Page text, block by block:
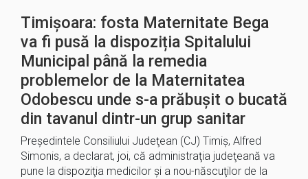
Timișoara: fosta Maternitate Bega
va fi pusă la dispoziția Spitalului
Municipal până la remedia
problemelor de la Maternitatea
Odobescu unde s-a prăbușit o bucată
din tavanul dintr-un grup sanitar
Preşedintele Consiliului Judeţean (CJ) Timiş, Alfred
Simonis, a declarat, joi, că administraţia judeţeană va
pune la dispoziţia medicilor şi a nou-născuţilor de la